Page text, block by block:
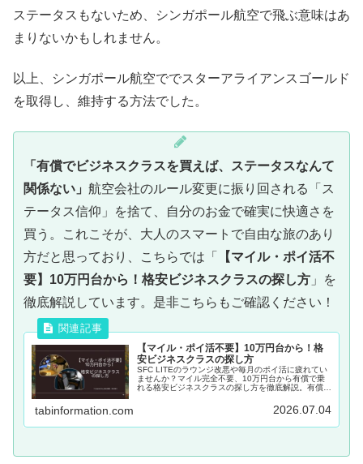
ステータスもないため、シンガポール航空で飛ぶ意味はあ
まりないかもしれません。
以上、シンガポール航空ででスターアライアンスゴールド
を取得し、維持する方法でした。
「 有償でビジネスクラスを買えば、ステータスなんて
関係ない 」 航空会社のルール変更に振り回される「ス
テータス信仰」を捨て、自分のお金で確実に快適さを
買う。これこそが、大人のスマートで自由な旅のあり
方だと思っており、こちらでは「
【マイル・ポイ活不
要】10万円台から！格安ビジネスクラスの探し方 」を
徹底解説しています。是非こちらもご確認ください！
【マイル・ポイ活不要】10万円台から！格
安ビジネスクラスの探し方
SFC LITEのラウンジ改悪や毎月のポイ活に疲れてい
ませんか？マイル完全不要、10万円台から有償で乗
れる格安ビジネスクラスの探し方を徹底解説。有償な
ライトの裏ワザや海外発券など自由な旅の最適解をお
tabinformation.com 2026.07.04